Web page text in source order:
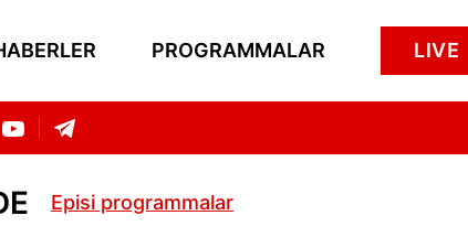
PROGRAMMALAR LIVE
Episi programmalar